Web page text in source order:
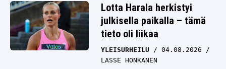
Lotta Harala herkistyi
julkisella paikalla – tämä
tieto oli liikaa
YLEISURHEILU
04.08.2026
LASSE HONKANEN